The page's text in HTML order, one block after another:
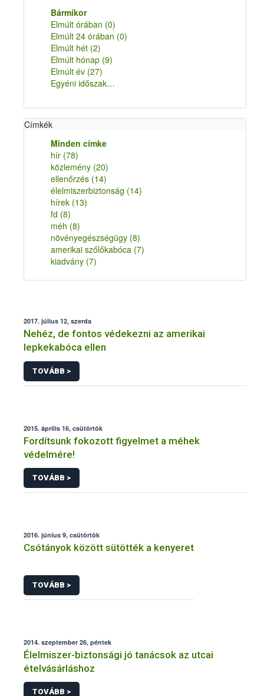
Bármikor
Elmúlt órában (0)
Elmúlt 24 órában (0)
Elmúlt hét (2)
Elmúlt hónap (9)
Elmúlt év (27)
Egyéni időszak…
Címkék
Minden címke
hír (78)
közlemény (20)
ellenőrzés (14)
élelmiszerbiztonság (14)
hírek (13)
fd (8)
méh (8)
növényegészségügy (8)
amerikai szőlőkabóca (7)
kiadvány (7)
2017. július 12, szerda
Nehéz, de fontos védekezni az amerikai
lepkekabóca ellen
TOVÁBB >
2015. április 16, csütörtök
Fordítsunk fokozott figyelmet a méhek
védelmére!
TOVÁBB >
2016. június 9, csütörtök
Csótányok között sütötték a kenyeret
TOVÁBB >
2014. szeptember 26, péntek
Élelmiszer-biztonsági jó tanácsok az utcai
ételvásárláshoz
TOVÁBB >